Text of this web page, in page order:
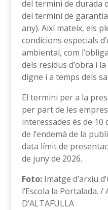
del termini de durada
del termini de
any). Així mateix, els
condicions especials
ambiental, com
dels residus d’obra i
digne i a temps dels
El termini per a la
per part de les
interessades és de 10
de l’endemà de la
data límit de
de juny de 2026.
Foto:Imatge d’arxiu
l’Escola la Portalada. /
D’ALTAFULLA